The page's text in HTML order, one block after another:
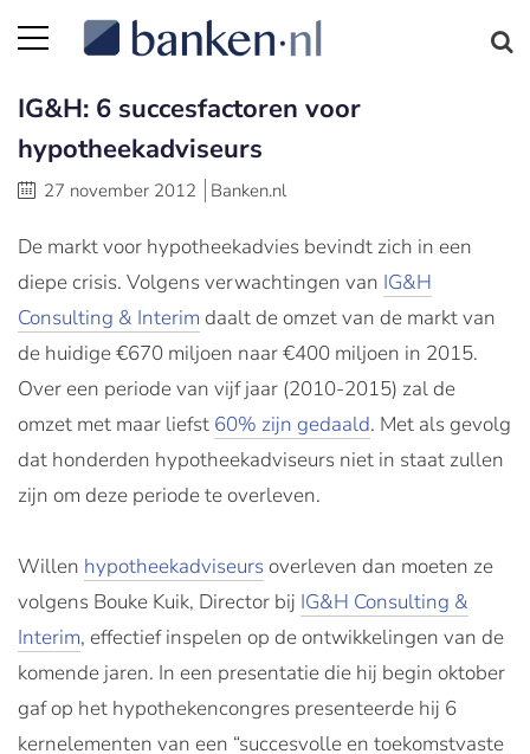
IG&H: 6 succesfactoren voor
hypotheekadviseurs
27 november 2012 Banken.nl
De markt voor hypotheekadvies bevindt zich in een
diepe crisis. Volgens verwachtingen van IG&H
Consulting & Interim daalt de omzet van de markt van
de huidige €670 miljoen naar €400 miljoen in 2015.
Over een periode van vijf jaar (2010-2015) zal de
omzet met maar liefst 60% zijn gedaald. Met als gevolg
dat honderden hypotheekadviseurs niet in staat zullen
zijn om deze periode te overleven.
Willen hypotheekadviseurs overleven dan moeten ze
volgens Bouke Kuik, Director bij IG&H Consulting &
Interim, effectief inspelen op de ontwikkelingen van de
komende jaren. In een presentatie die hij begin oktober
gaf op het hypothekencongres presenteerde hij 6
kernelementen van een “succesvolle en toekomstvaste